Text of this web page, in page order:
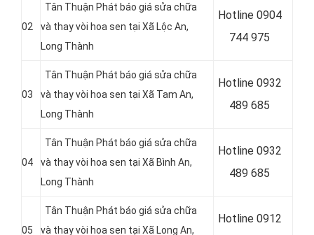
02
Tân Thuận Phát báo giá sửa chữa
và thay vòi hoa sen tại Xã Lộc An,
Long Thành
Hotline 0904
744 975
03
Tân Thuận Phát báo giá sửa chữa
và thay vòi hoa sen tại Xã Tam An,
Long Thành
Hotline 0932
489 685
04
Tân Thuận Phát báo giá sửa chữa
và thay vòi hoa sen tại Xã Bình An,
Long Thành
Hotline 0932
489 685
05
Tân Thuận Phát báo giá sửa chữa
và thay vòi hoa sen tại Xã Long An,
Hotline 0912